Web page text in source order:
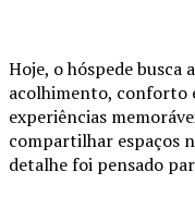
Hoje, o hóspede
acolhimento, conforto
experiências
compartilhar espaços
detalhe foi pensado